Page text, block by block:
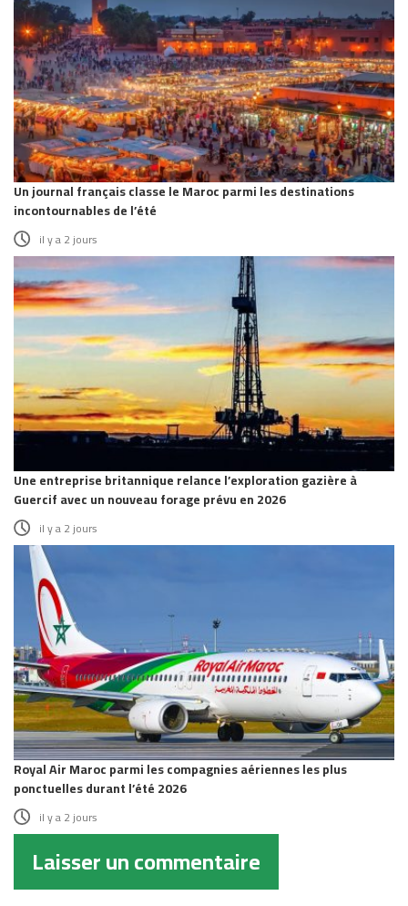
Un journal français classe le Maroc parmi les destinations
incontournables de l’été
il y a 2 jours
Une entreprise britannique relance l’exploration gazière à
Guercif avec un nouveau forage prévu en 2026
il y a 2 jours
Royal Air Maroc parmi les compagnies aériennes les plus
ponctuelles durant l’été 2026
il y a 2 jours
Laisser un commentaire